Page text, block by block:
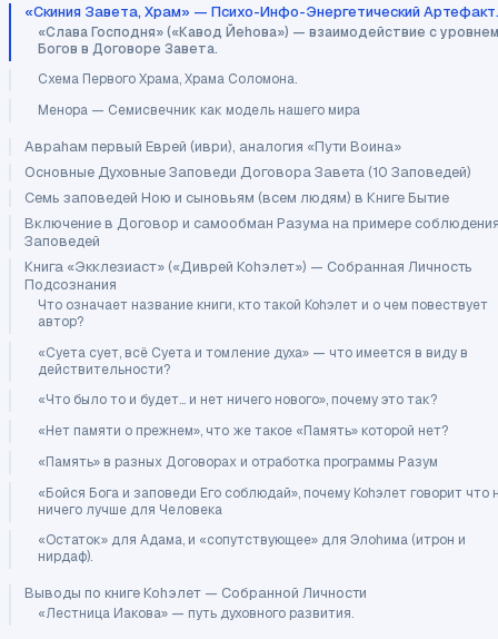
«Скиния Завета, Храм» — Психо-Инфо-Энергетический Артефакт.
«Слава Господня» («Кавод Йеhова») — взаимодействие с уровнем
Богов в Договоре Завета.
Схема Первого Храма, Храма Соломона.
Менора — Семисвечник как модель нашего мира
Авраhам первый Еврей (иври), аналогия «Пути Воина»
Основные Духовные Заповеди Договора Завета (10 Заповедей)
Семь заповедей Ною и сыновьям (всем людям) в Книге Бытие
Включение в Договор и самообман Разума на примере
Заповедей
Книга «Экклезиаст» («Диврей Коhэлет») — Собранная Личность
Подсознания
Что означает название книги, кто такой Коhэлет и о чем повествует
автор?
«Суета сует, всё Суета и томление духа» — что имеется в виду в
действительности?
«Что было то и будет… и нет ничего нового», почему это так?
«Нет памяти о прежнем», что же такое «Память» которой нет?
«Память» в разных Договорах и отработка программы Разум
«Бойся Бога и заповеди Его соблюдай», почему Коhэлет говорит что
ничего лучше для Человека
«Остаток» для Адама, и «сопутствующее» для Элоhима (итрон и
нирдаф).
Выводы по книге Коhэлет — Собранной Личности
«Лестница Иакова» — путь духовного развития.